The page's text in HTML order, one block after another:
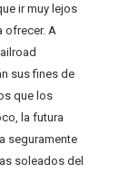
ir muy lejos
ofrecer. A
sus fines de
que los
la futura
seguramente
soleados del